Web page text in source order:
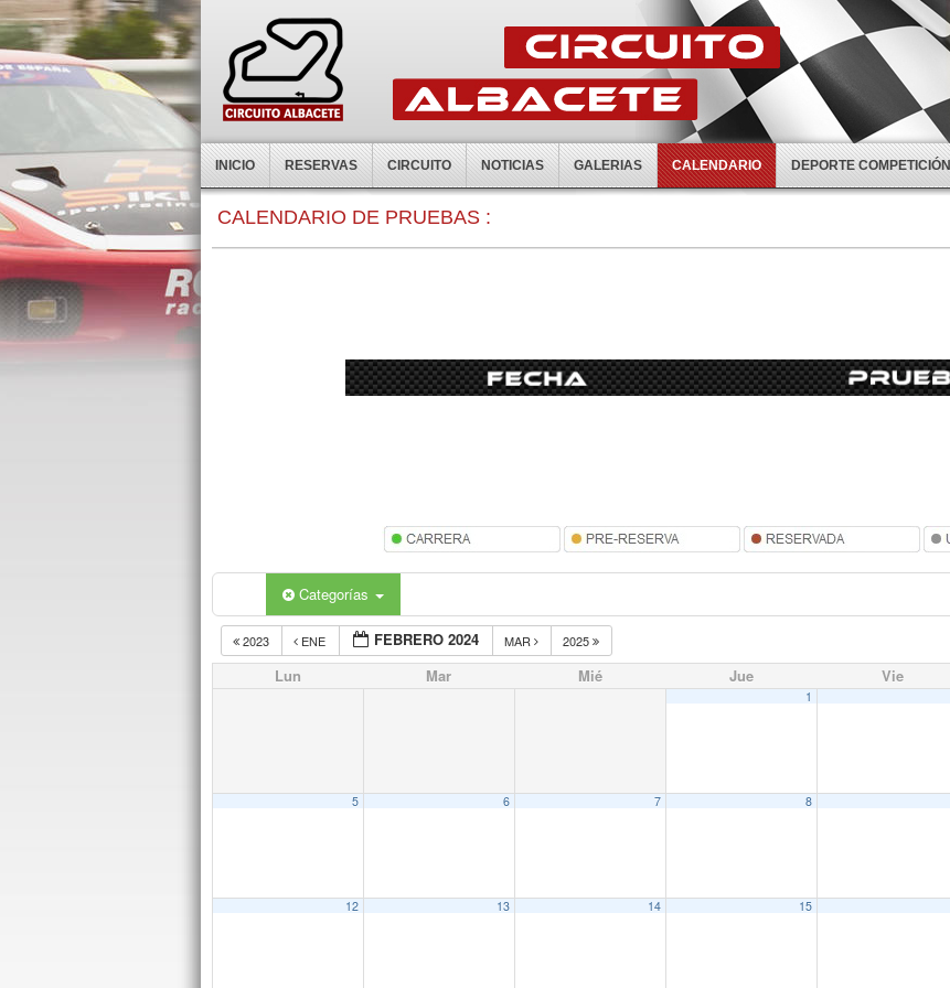
INICIO RESERVAS CIRCUITO NOTICIAS GALERIAS CALENDARIO DEPORTE COMPETICIÓN
CALENDARIO DE PRUEBAS :
Categorías
2023 ENE FEBRERO 2024 MAR 2025
Lun Mar Mié Jue Vie
1
5 6 7 8
12 13 14 15